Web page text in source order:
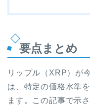
要点まとめ
リップル（XRP）が
は、特定の価格水準
ます。この記事で示